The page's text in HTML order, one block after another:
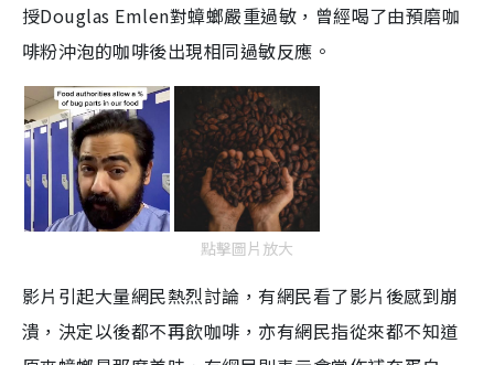
授Douglas Emlen對蟑螂嚴重過敏，曾經喝了由預磨咖
啡粉沖泡的咖啡後出現相同過敏反應。
點擊圖片放大
影片引起大量網民熱烈討論，有網民看了影片後感到崩
潰，決定以後都不再飲咖啡，亦有網民指從來都不知道